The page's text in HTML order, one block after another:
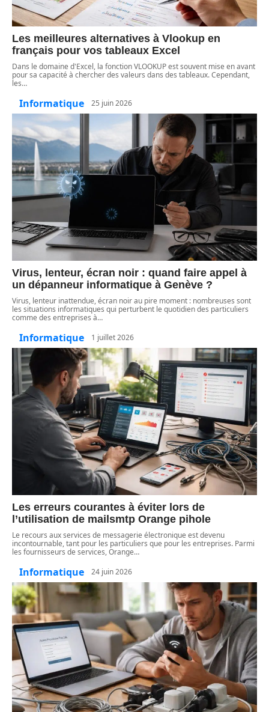
Les meilleures alternatives à Vlookup en
français pour vos tableaux Excel
Dans le domaine d'Excel, la fonction VLOOKUP est souvent mise en avant
pour sa capacité à chercher des valeurs dans des tableaux. Cependant,
les…
Informatique 25 juin 2026
Virus, lenteur, écran noir : quand faire appel à
un dépanneur informatique à Genève ?
Virus, lenteur inattendue, écran noir au pire moment : nombreuses sont
les situations informatiques qui perturbent le quotidien des particuliers
comme des entreprises à…
Informatique 1 juillet 2026
Les erreurs courantes à éviter lors de
l’utilisation de mailsmtp Orange pihole
Le recours aux services de messagerie électronique est devenu
incontournable, tant pour les particuliers que pour les entreprises. Parmi
les fournisseurs de services, Orange…
Informatique 24 juin 2026